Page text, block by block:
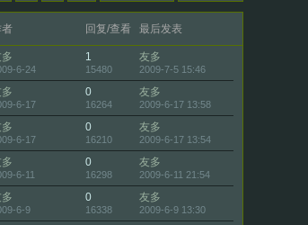
回复/查看 最后发表
6-24
1
15480
友多
2009-7-5 15:46
6-17
0
16264
友多
2009-6-17 13:58
6-17
0
16210
友多
2009-6-17 13:54
6-11
0
16298
友多
2009-6-11 21:54
6-9
0
16338
友多
2009-6-9 13:30